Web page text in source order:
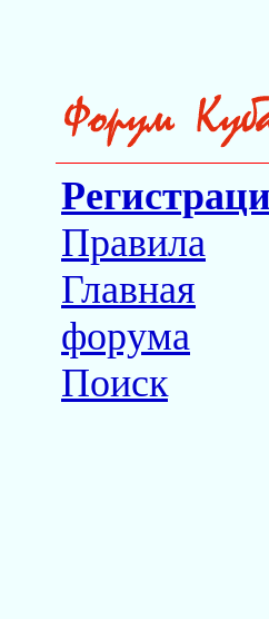
Правила
Главная
форума
Поиск